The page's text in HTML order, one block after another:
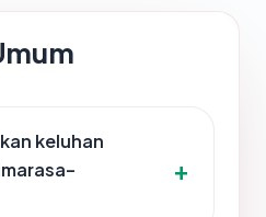
keluhan